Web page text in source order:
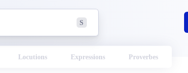
S
Locutions Expressions Proverbes